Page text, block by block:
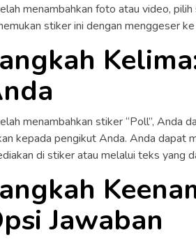
menambahkan foto atau video,
stiker ini dengan menggeser
menambahkan stiker “Poll”, Anda
kepada pengikut Anda. Anda dapat
di stiker atau melalui teks yang
Jawaban